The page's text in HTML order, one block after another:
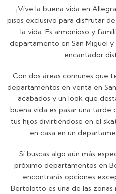
¡Vive la buena vida en
pisos exclusivo para disfrutar
la vida. Es armonioso y
departamento en San Miguel
encantador
Con dos áreas comunes que
departamentos en venta en
acabados y un look que
buena vida es pasar una tarde
tus hijos divirtiéndose en el
en casa en un
Si buscas algo aún más
próximo departamentos en
encontrarás opciones
Bertolotto es una de las zonas